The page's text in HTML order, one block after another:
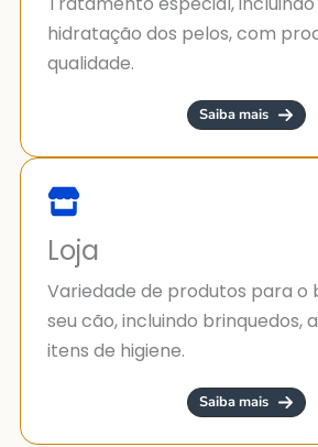
hidratação dos pelos, com
qualidade.
Saiba mais
Loja
Variedade de produtos para
seu cão, incluindo brinquedos,
itens de higiene.
Saiba mais